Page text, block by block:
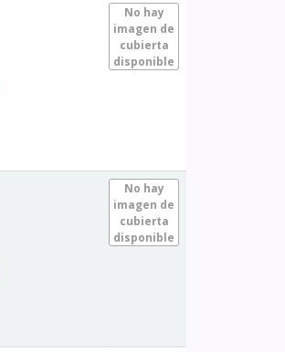
No hay
imagen de
cubierta
disponible
No hay
imagen de
cubierta
disponible